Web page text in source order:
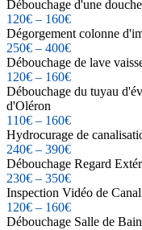
Débouchage d'une
120€ – 160€
Dégorgement colonne
250€ – 400€
Débouchage de lave
120€ – 160€
Débouchage du tuyau
d'Oléron
110€ – 160€
Hydrocurage de
240€ – 390€
Débouchage Regard
230€ – 350€
Inspection Vidéo de
120€ – 160€
Débouchage Salle de